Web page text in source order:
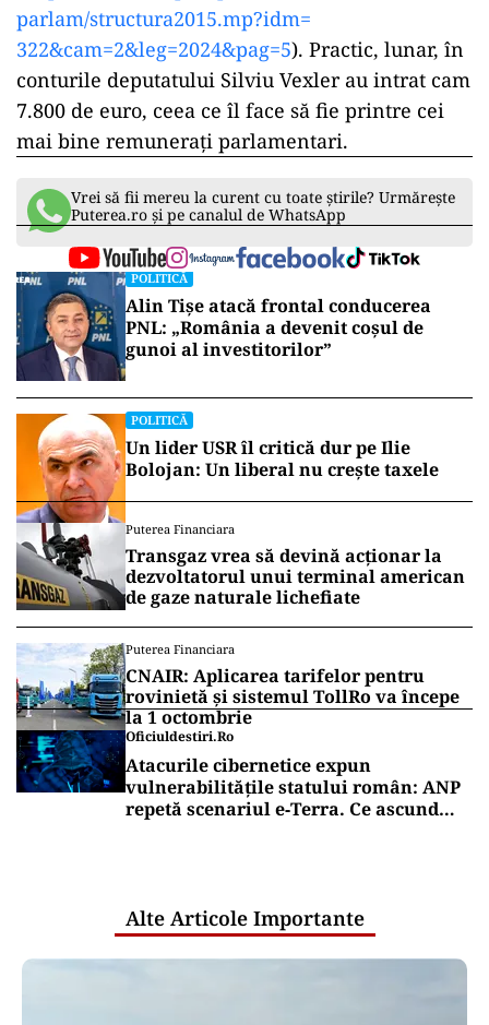
parlam/structura2015.mp?idm=
322&cam=2&leg=2024&pag=5). Practic, lunar, în
conturile deputatului Silviu Vexler au intrat cam
7.800 de euro, ceea ce îl face să fie printre cei
mai bine remunerați parlamentari.
Vrei să fii mereu la curent cu toate știrile? Urmărește
Puterea.ro și pe canalul de WhatsApp
POLITICĂ
Alin Tișe atacă frontal conducerea
PNL: „România a devenit coșul de
gunoi al investitorilor”
POLITICĂ
Un lider USR îl critică dur pe Ilie
Bolojan: Un liberal nu crește taxele
Puterea Financiara
Transgaz vrea să devină acționar la
dezvoltatorul unui terminal american
de gaze naturale lichefiate
Puterea Financiara
CNAIR: Aplicarea tarifelor pentru
rovinietă și sistemul TollRo va începe
la 1 octombrie
Oficiuldestiri.ro
Atacurile cibernetice expun
vulnerabilitățile statului român: ANP
repetă scenariul e‑Terra. Ce ascund
Alte Articole Importante